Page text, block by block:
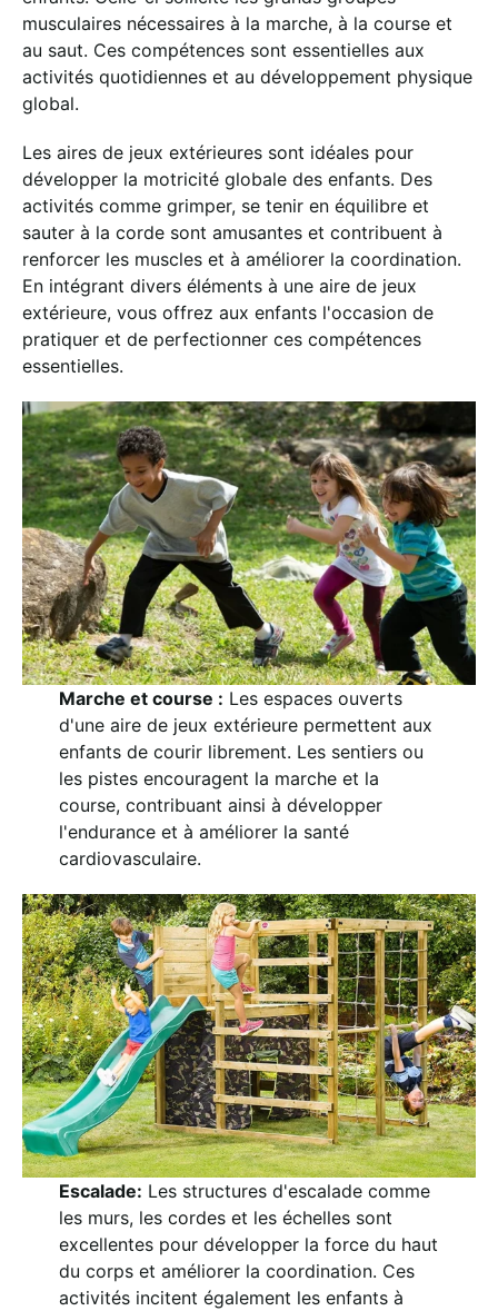
musculaires nécessaires à la marche, à la course et
au saut. Ces compétences sont essentielles aux
activités quotidiennes et au développement physique
global.
Les aires de jeux extérieures sont idéales pour
développer la motricité globale des enfants. Des
activités comme grimper, se tenir en équilibre et
sauter à la corde sont amusantes et contribuent à
renforcer les muscles et à améliorer la coordination.
En intégrant divers éléments à une aire de jeux
extérieure, vous offrez aux enfants l'occasion de
pratiquer et de perfectionner ces compétences
essentielles.
Marche et course : Les espaces ouverts
d'une aire de jeux extérieure permettent aux
enfants de courir librement. Les sentiers ou
les pistes encouragent la marche et la
course, contribuant ainsi à développer
l'endurance et à améliorer la santé
cardiovasculaire.
Escalade: Les structures d'escalade comme
les murs, les cordes et les échelles sont
excellentes pour développer la force du haut
du corps et améliorer la coordination. Ces
activités incitent également les enfants à